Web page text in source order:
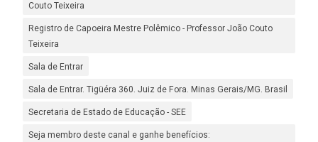
Couto Teixeira
Registro de Capoeira Mestre Polêmico - Professor João Couto
Teixeira
Sala de Entrar
Sala de Entrar. Tigüéra 360. Juiz de Fora. Minas Gerais/MG. Brasil
Secretaria de Estado de Educação - SEE
Seja membro deste canal e ganhe benefícios: